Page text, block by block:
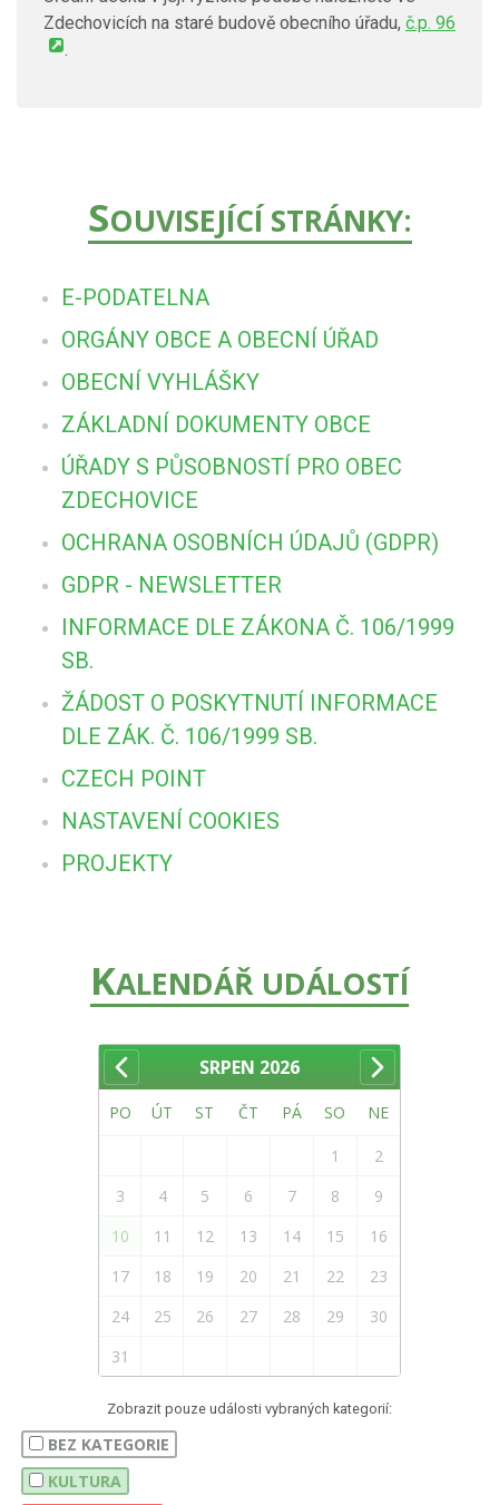
Zdechovicích na staré budově obecního úřadu, č.p. 96
.
SOUVISEJÍCÍ STRÁNKY:
E-PODATELNA
ORGÁNY OBCE A OBECNÍ ÚŘAD
OBECNÍ VYHLÁŠKY
ZÁKLADNÍ DOKUMENTY OBCE
ÚŘADY S PŮSOBNOSTÍ PRO OBEC
ZDECHOVICE
OCHRANA OSOBNÍCH ÚDAJŮ (GDPR)
GDPR - NEWSLETTER
INFORMACE DLE ZÁKONA Č. 106/1999
SB.
ŽÁDOST O POSKYTNUTÍ INFORMACE
DLE ZÁK. Č. 106/1999 SB.
CZECH POINT
NASTAVENÍ COOKIES
PROJEKTY
KALENDÁŘ UDÁLOSTÍ
SRPEN 2026
PO ÚT ST ČT PÁ SO NE
1
2
3
4 5 6 7 8
9
10
11 12 13 14 15
16
17
18 19 20 21 22
23
24
25 26 27 28 29
30
31
Zobrazit pouze události vybraných kategorií:
BEZ KATEGORIE
KULTURA